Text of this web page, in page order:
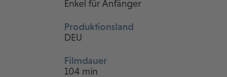
Enkel für Anfänger
Produktionsland
DEU
Filmdauer
104 min